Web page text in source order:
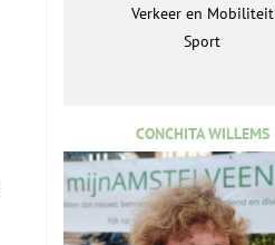
Verkeer en Mobiliteit
Sport
CONCHITA WILLEMS